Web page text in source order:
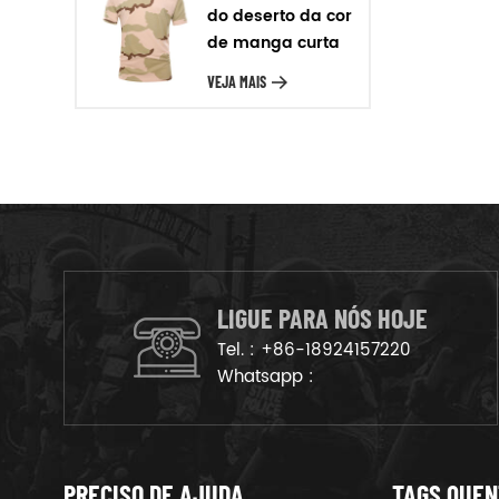
Para o material que temos
poliéster, nylon oxford, para o
couro temos cheio de grãos de
do deserto da cor
de manga curta
T-shirt
VEJA MAIS
LIGUE PARA NÓS HOJE
Tel. : +86-18924157220
Whatsapp :